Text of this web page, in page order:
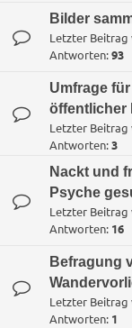
Bilder
Letzter Beitrag
Antworten:93
Umfrage
öffentlicher
Letzter Beitrag
Antworten:3
Nackt und
Psyche
Letzter Beitrag
Antworten: 16
Befragung
Letzter Beitrag
Antworten: 1